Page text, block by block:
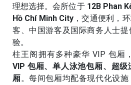
理想选择。会所位于 12B Phan
Hồ Chí Minh City，交通便利，
客、中国游客及国际商务人士
验。
柱王阁拥有多种豪华 VIP 包厢
VIP 包厢、单人泳池包厢、超
厢。每间包厢均配备现代化设